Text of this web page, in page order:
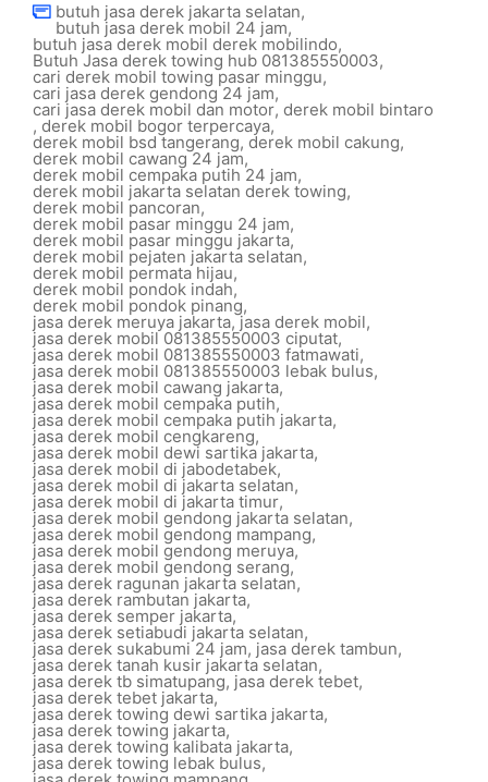
butuh jasa derek jakarta selatan,
butuh jasa derek mobil 24 jam,
butuh jasa derek mobil derek mobilindo,
Butuh Jasa derek towing hub 081385550003,
cari derek mobil towing pasar minggu,
cari jasa derek gendong 24 jam,
cari jasa derek mobil dan motor, derek mobil bintaro
, derek mobil bogor terpercaya,
derek mobil bsd tangerang, derek mobil cakung,
derek mobil cawang 24 jam,
derek mobil cempaka putih 24 jam,
derek mobil jakarta selatan derek towing,
derek mobil pancoran,
derek mobil pasar minggu 24 jam,
derek mobil pasar minggu jakarta,
derek mobil pejaten jakarta selatan,
derek mobil permata hijau,
derek mobil pondok indah,
derek mobil pondok pinang,
jasa derek meruya jakarta,jasa derek mobil,
jasa derek mobil 081385550003 ciputat,
jasa derek mobil 081385550003 fatmawati,
jasa derek mobil 081385550003 lebak bulus,
jasa derek mobil cawang jakarta,
jasa derek mobil cempaka putih,
jasa derek mobil cempaka putih jakarta,
jasa derek mobil cengkareng,
jasa derek mobil dewi sartika jakarta,
jasa derek mobil di jabodetabek,
jasa derek mobil di jakarta selatan,
jasa derek mobil di jakarta timur,
jasa derek mobil gendong jakarta selatan,
jasa derek mobil gendong mampang,
jasa derek mobil gendong meruya,
jasa derek mobil gendong serang,
jasa derek ragunan jakarta selatan,
jasa derek rambutan jakarta,
jasa derek semper jakarta,
jasa derek setiabudi jakarta selatan,
jasa derek sukabumi 24 jam, jasa derek tambun,
jasa derek tanah kusir jakarta selatan,
jasa derek tb simatupang, jasa derek tebet,
jasa derek tebet jakarta,
jasa derek towing dewi sartika jakarta,
jasa derek towing jakarta,
jasa derek towing kalibata jakarta,
jasa derek towing lebak bulus,